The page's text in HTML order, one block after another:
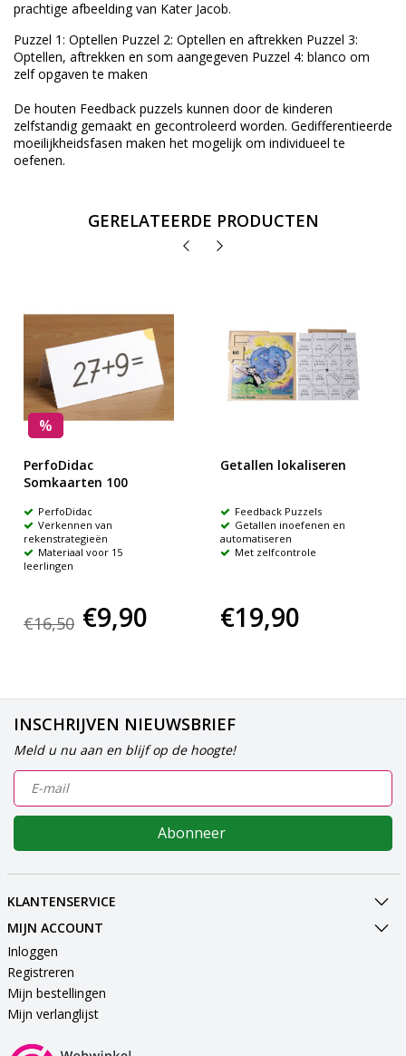
prachtige afbeelding van Kater Jacob.
Puzzel 1: Optellen Puzzel 2: Optellen en aftrekken Puzzel 3:
Optellen, aftrekken en som aangegeven Puzzel 4: blanco om
zelf opgaven te maken
De houten Feedback puzzels kunnen door de kinderen
zelfstandig gemaakt en gecontroleerd worden. Gedifferentieerde
moeilijkheidsfasen maken het mogelijk om individueel te
oefenen.
GERELATEERDE PRODUCTEN
%
PerfoDidac
Somkaarten 100
PerfoDidac
Verkennen van
rekenstrategieën
Materiaal voor 15
leerlingen
€16,50 €9,90
Getallen lokaliseren
Feedback Puzzels
Getallen inoefenen en
automatiseren
Met zelfcontrole
€19,90
INSCHRIJVEN NIEUWSBRIEF
Meld u nu aan en blijf op de hoogte!
Abonneer
KLANTENSERVICE
MIJN ACCOUNT
Inloggen
Registreren
Mijn bestellingen
Mijn verlanglijst